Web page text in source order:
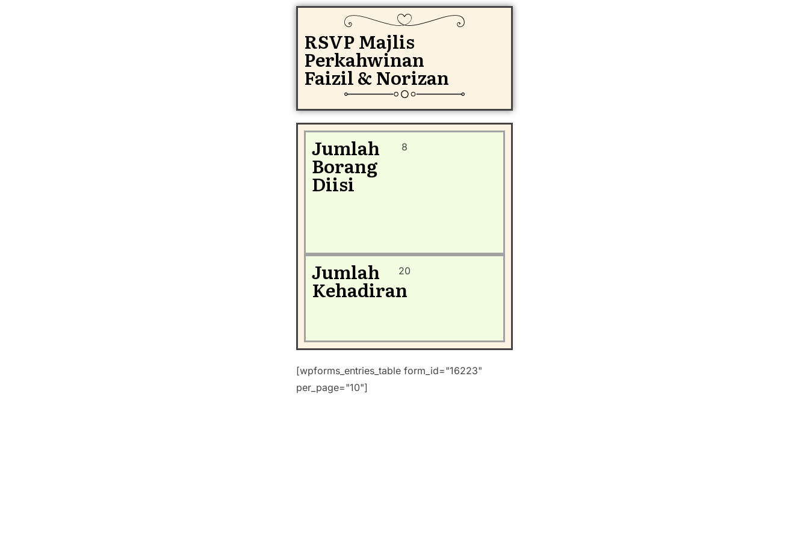
RSVP Majlis
Perkahwinan
Faizil & Norizan
Jumlah
Borang
Diisi
8
Jumlah
Kehadiran
20
[wpforms_entries_table form_id="16223"
per_page="10"]